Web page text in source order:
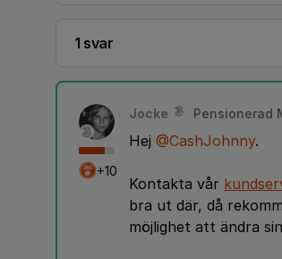
1 svar
+10
Jocke Pensionerad
Hej @CashJohnny.
Kontakta vår
bra ut där, då
möjlighet att ändra